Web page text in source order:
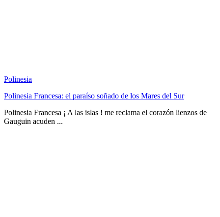
Polinesia
Polinesia Francesa: el paraíso soñado de los Mares del Sur
Polinesia Francesa ¡ A las islas ! me reclama el corazón lienzos de
Gauguin acuden ...